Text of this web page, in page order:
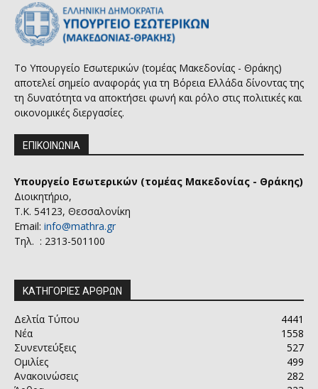
Το Υπουργείο Εσωτερικών (τομέας Μακεδονίας - Θράκης)
αποτελεί σημείο αναφοράς για τη Βόρεια Ελλάδα δίνοντας της
τη δυνατότητα να αποκτήσει φωνή και ρόλο στις πολιτικές και
οικονομικές διεργασίες.
ΕΠΙΚΟΙΝΩΝΙΑ
Υπουργείο Εσωτερικών (τομέας Μακεδονίας - Θράκης)
Διοικητήριο,
Τ.Κ. 54123, Θεσσαλονίκη
Email: info@mathra.gr
Τηλ. : 2313-501100
ΚΑΤΗΓΟΡΙΕΣ ΑΡΘΡΩΝ
Δελτία Τύπου
4441
Νέα
1558
Συνεντεύξεις
527
Ομιλίες
499
Ανακοινώσεις
282